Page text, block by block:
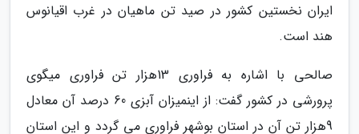
ایران نخستین کشور در صید تن ماهیان در غرب اقیانوس
هند است.
صالحی با اشاره به فراوری 13هزار تن فراوری میگوی
پرورشی در کشور گفت: از اینمیزان آبزی 60 درصد آن معادل
9هزار تن آن در استان بوشهر فراوری می گردد و این استان